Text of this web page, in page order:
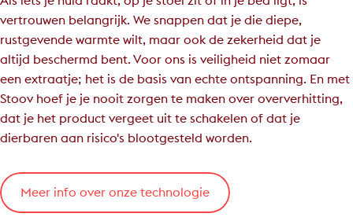
vertrouwen belangrijk. We snappen dat je die diepe,
rustgevende warmte wilt, maar ook de zekerheid dat je
altijd beschermd bent. Voor ons is veiligheid niet zomaar
een extraatje; het is de basis van echte ontspanning. En met
Stoov hoef je je nooit zorgen te maken over oververhitting,
dat je het product vergeet uit te schakelen of dat je
dierbaren aan risico's blootgesteld worden.
Meer info over onze technologie